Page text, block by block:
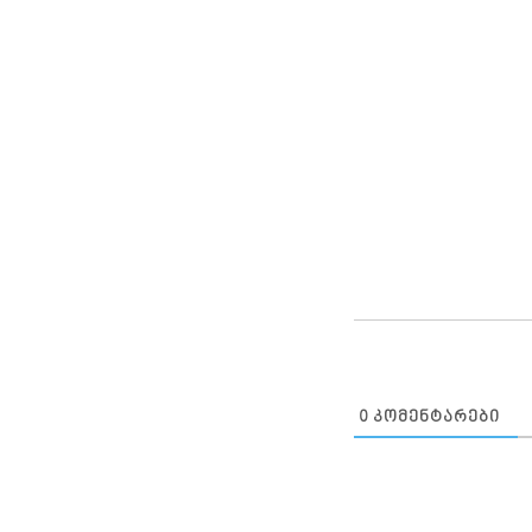
0 ᲙᲝᲛᲔᲜᲢᲐᲠᲔᲑᲘ